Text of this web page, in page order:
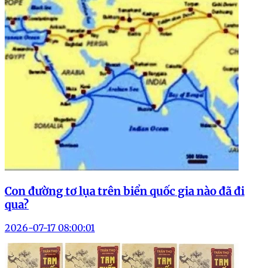
Con đường tơ lụa trên biển quốc gia nào đã đi
qua?
2026-07-17 08:00:01